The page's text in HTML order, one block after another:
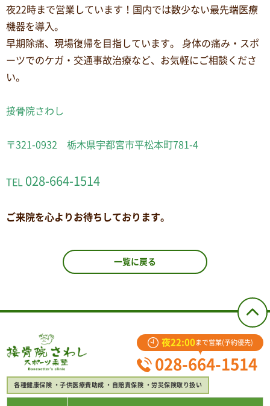
夜22時まで営業しています！国内では数少ない最先端医療
機器を導入。
早期除痛、現場復帰を目指しています。 身体の痛み・スポ
ーツでのケガ・交通事故治療など、お気軽にご相談くださ
い。
接骨院さわし
〒321-0932 栃木県宇都宮市平松本町781-4
TEL 028-664-1514
ご来院を心よりお待ちしております。
一覧に戻る
夜22:00 まで営業(予約優先)
028-664-1514
各種健康保険 子供医療費助成 自賠責保険 労災保険取り扱い